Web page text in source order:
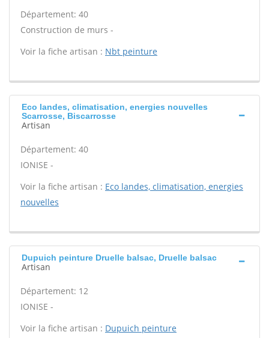
Département: 40
Construction de murs -
Voir la fiche artisan : Nbt peinture
Eco landes, climatisation, energies nouvelles
Scarrosse, Biscarrosse
Artisan
Département: 40
IONISE -
Voir la fiche artisan : Eco landes, climatisation, energies
nouvelles
Dupuich peinture Druelle balsac, Druelle balsac
Artisan
Département: 12
IONISE -
Voir la fiche artisan : Dupuich peinture